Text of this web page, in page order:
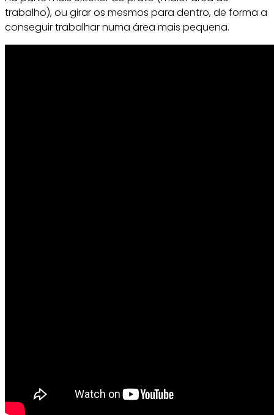
trabalho), ou girar os mesmos para dentro, de forma a
conseguir trabalhar numa área mais pequena.